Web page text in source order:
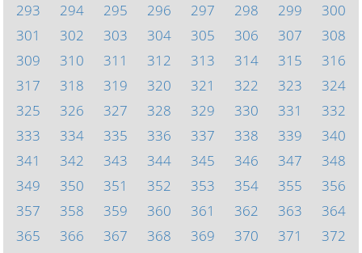
293
294 295 296 297 298 299
300
301
302 303 304 305 306 307
308
309
310 311 312 313 314 315
316
317
318 319 320 321 322 323
324
325
326 327 328 329 330 331
332
333
334 335 336 337 338 339
340
341
342 343 344 345 346 347
348
349
350 351 352 353 354 355
356
357
358 359 360 361 362 363
364
365
366 367 368 369 370 371
372